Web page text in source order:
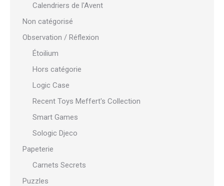
Calendriers de l'Avent
Non catégorisé
Observation / Réflexion
Étoilium
Hors catégorie
Logic Case
Recent Toys Meffert's Collection
Smart Games
Sologic Djeco
Papeterie
Carnets Secrets
Puzzles